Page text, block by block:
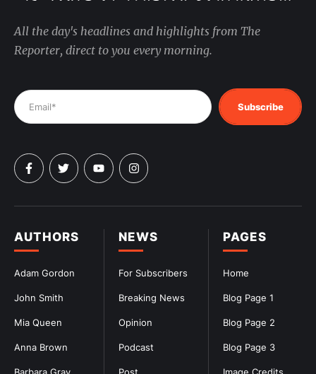
PAGES
Home
Blog Page 1
Blog Page 2
Blog Page 3
Image Credits
NEWS
For Subscribers
Breaking News
Opinion
Podcast
Post
AUTHORS
Adam Gordon
John Smith
Mia Queen
Anna Brown
Barbara Gray
All the day's headlines and highlights from The
Reporter, direct to you every morning.
Subscribe